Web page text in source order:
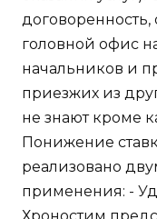
головной офис
начальников и
приезжих из
не знают кроме
Понижение
реализовано
применения: -